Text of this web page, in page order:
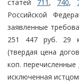
статей 711 , 740,
Российской
заявленные
251 447 руб. 29
(твердая цена
коп.
исключенная